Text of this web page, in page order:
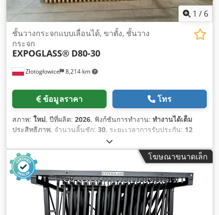
1 / 6
Złotogłowice 8,214 km
ชั้นวางกระจกแบบเลื่อนได้, ขาตั้ง, ชั้นวาง
กระจก
EXPOGLASS® D80-30
ข้อมูลราคา โทร
สภาพ: ใหม่, ปีที่ผลิต: 2026, ฟังก์ชันการทำงาน: ทำงานได้เต็ม
ประสิทธิภาพ, จำนวนลิ้นชัก: 30, ระยะเวลาการรับประกัน: 12
โฆษณาขนาดเล็ก